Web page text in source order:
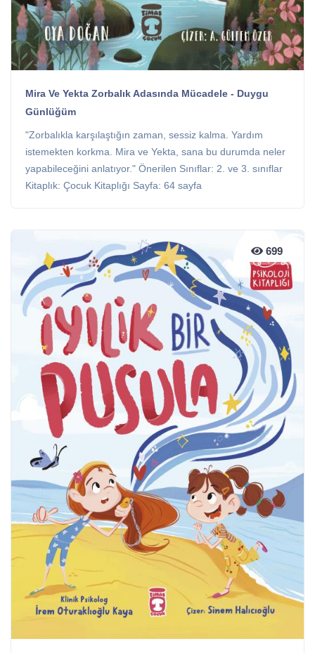
Mira Ve Yekta Zorbalık Adasında Mücadele - Duygu
Günlüğüm
"Zorbalıkla karşılaştığın zaman, sessiz kalma. Yardım
istemekten korkma. Mira ve Yekta, sana bu durumda neler
yapabileceğini anlatıyor." Önerilen Sınıflar: 2. ve 3. sınıflar
Kitaplık: Çocuk Kitaplığı Sayfa: 64 sayfa
699
699